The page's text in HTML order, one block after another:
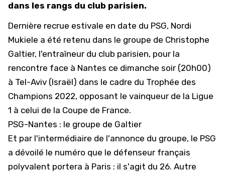
dans les rangs du club parisien.
Dernière recrue estivale en date du PSG, Nordi
Mukiele a été retenu dans le groupe de Christophe
Galtier, l'entraîneur du club parisien, pour la
rencontre face à Nantes ce dimanche soir (20h00)
à Tel-Aviv (Israël) dans le cadre du Trophée des
Champions 2022, opposant le vainqueur de la Ligue
1 à celui de la Coupe de France.
PSG-Nantes : le groupe de Galtier
Et par l'intermédiaire de l'annonce du groupe, le PSG
a dévoilé le numéro que le défenseur français
polyvalent portera à Paris : il s'agit du 26. Autre